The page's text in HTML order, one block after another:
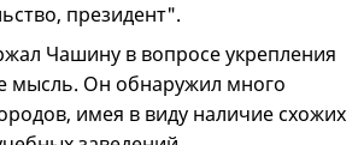
президент".
Чашину в вопросе укрепления
мысль. Он обнаружил много
имея в виду наличие схожих